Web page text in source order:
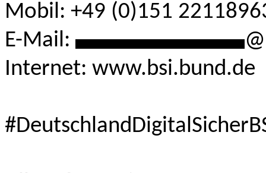
Mobil: +49 (0)151
E-Mail: ***************
Internet: www.bsi.bund.de